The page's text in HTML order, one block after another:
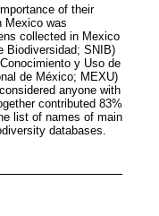
of their
Mexico was
collected in Mexico
Biodiversidad; SNIB)
y Uso de
de México; MEXU)
anyone with
contributed 83%
list of names of main
databases.